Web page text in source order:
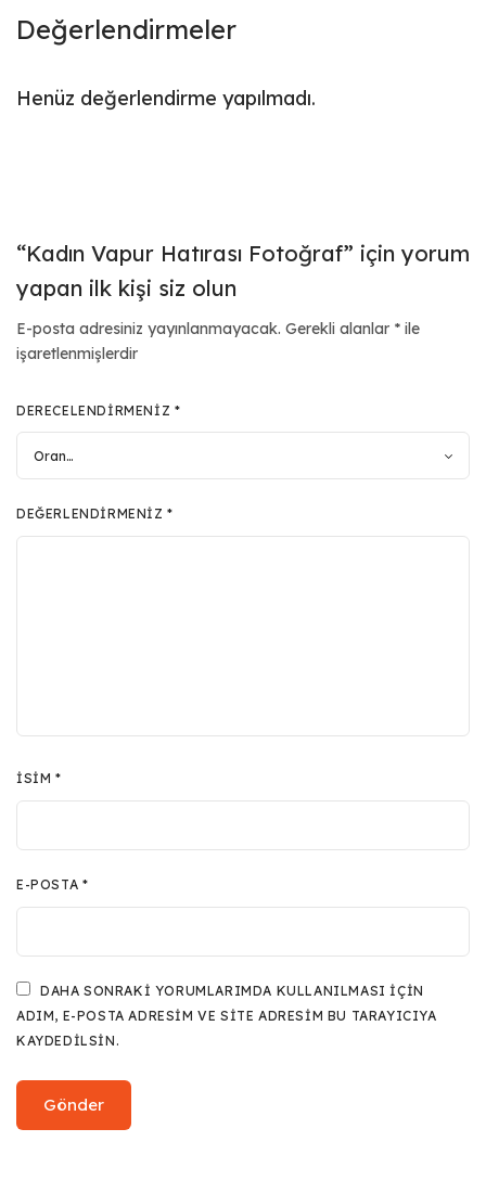
Değerlendirmeler
Henüz değerlendirme yapılmadı.
“Kadın Vapur Hatırası Fotoğraf” için yorum
yapan ilk kişi siz olun
E-posta adresiniz yayınlanmayacak. Gerekli alanlar * ile
işaretlenmişlerdir
DERECELENDIRMENIZ *
DEĞERLENDIRMENIZ*
İSIM*
E-POSTA *
DAHA SONRAKI YORUMLARIMDA KULLANILMASI IÇIN
ADIM, E-POSTA ADRESIM VE SITE ADRESIM BU TARAYICIYA
KAYDEDILSIN.